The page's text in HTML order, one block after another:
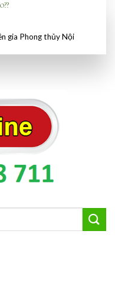
gia Phong thủy Nội